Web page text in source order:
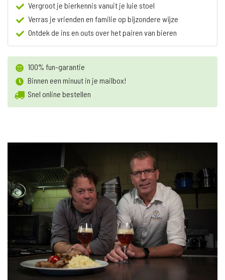
Vergroot je bierkennis vanuit je luie stoel
Verras je vrienden en familie op bijzondere wijze
Ontdek de ins en outs over het pairen van bieren
100% fun-garantie
Binnen een minuut in je mailbox!
Snel online bestellen